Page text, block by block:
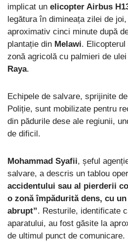
implicat un elicopter Airbus
legătura în dimineața zilei de
aproximativ cinci minute după
plantație din Melawi.
zonă agricolă cu palmieri de
Raya.
Echipele de salvare, sprijinite
Poliție, sunt mobilizate pentru
din pădurile dese ale regiunii,
de dificil.
Mohammad Syafii, șeful
salvare, a descris un tablou
accidentului sau al pierderii
o zonă împădurită dens, cu
abrupt”. Resturile, identificate
aparatului, au fost găsite la
de ultimul punct de comunicare.